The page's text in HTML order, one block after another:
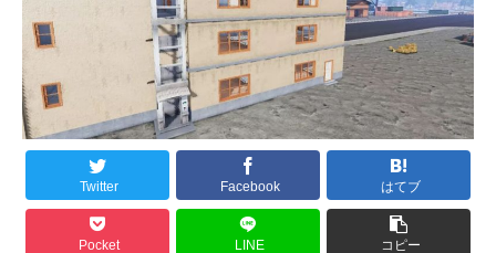
Twitter Facebook はてブ
Pocket LINE コピー